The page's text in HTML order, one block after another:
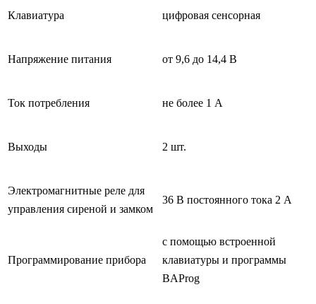
Клавиатура цифровая сенсорная
Напряжение питания от 9,6 до 14,4 В
Ток потребления не более 1 А
Выходы 2 шт.
Электромагнитные реле для
управления сиреной и замком
36 В постоянного тока 2 А
Программирование прибора
с помощью встроенной
клавиатуры и программы
BAProg